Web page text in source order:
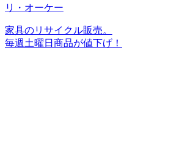
リ・オーケー
家具のリサイクル販売。
毎週土曜日商品が値下げ！